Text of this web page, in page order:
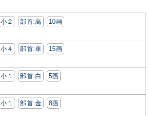
小２ 部首:⾼ 10画
小４ 部首:⾞ 15画
小１ 部首:⽩ 5画
小１ 部首:⾦ 8画